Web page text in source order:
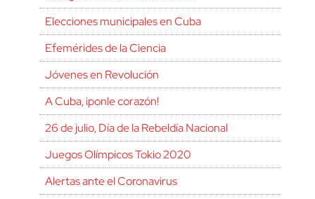
Elecciones municipales en Cuba
Efemérides de la Ciencia
Jóvenes en Revolución
A Cuba, ¡ponle corazón!
26 de julio, Día de la Rebeldía Nacional
Juegos Olímpicos Tokio 2020
Alertas ante el Coronavirus